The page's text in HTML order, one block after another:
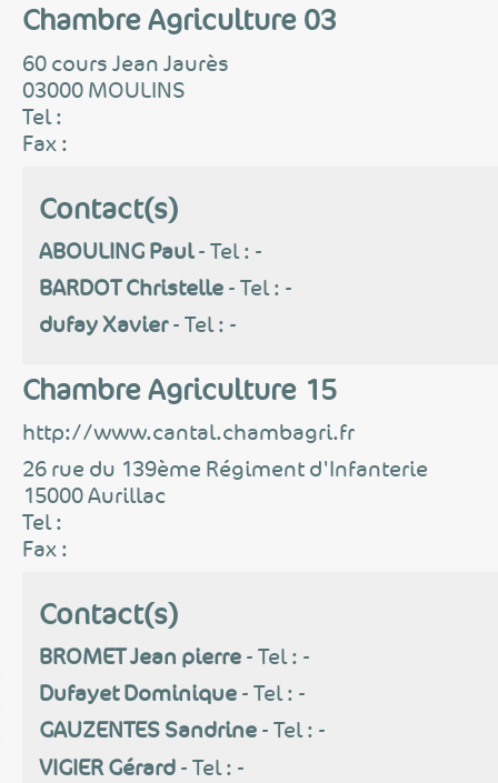
Chambre Agriculture 03
60 cours Jean Jaurès
03000 MOULINS
Tel :
Fax :
Contact(s)
ABOULING Paul- Tel : -
BARDOT Christelle- Tel : -
dufay Xavier- Tel : -
Chambre Agriculture 15
http://www.cantal.chambagri.fr
26 rue du 139ème Régiment d'Infanterie
15000 Aurillac
Tel :
Fax :
Contact(s)
BROMET Jean pierre- Tel : -
Dufayet Dominique- Tel : -
GAUZENTES Sandrine- Tel : -
VIGIER Gérard- Tel : -